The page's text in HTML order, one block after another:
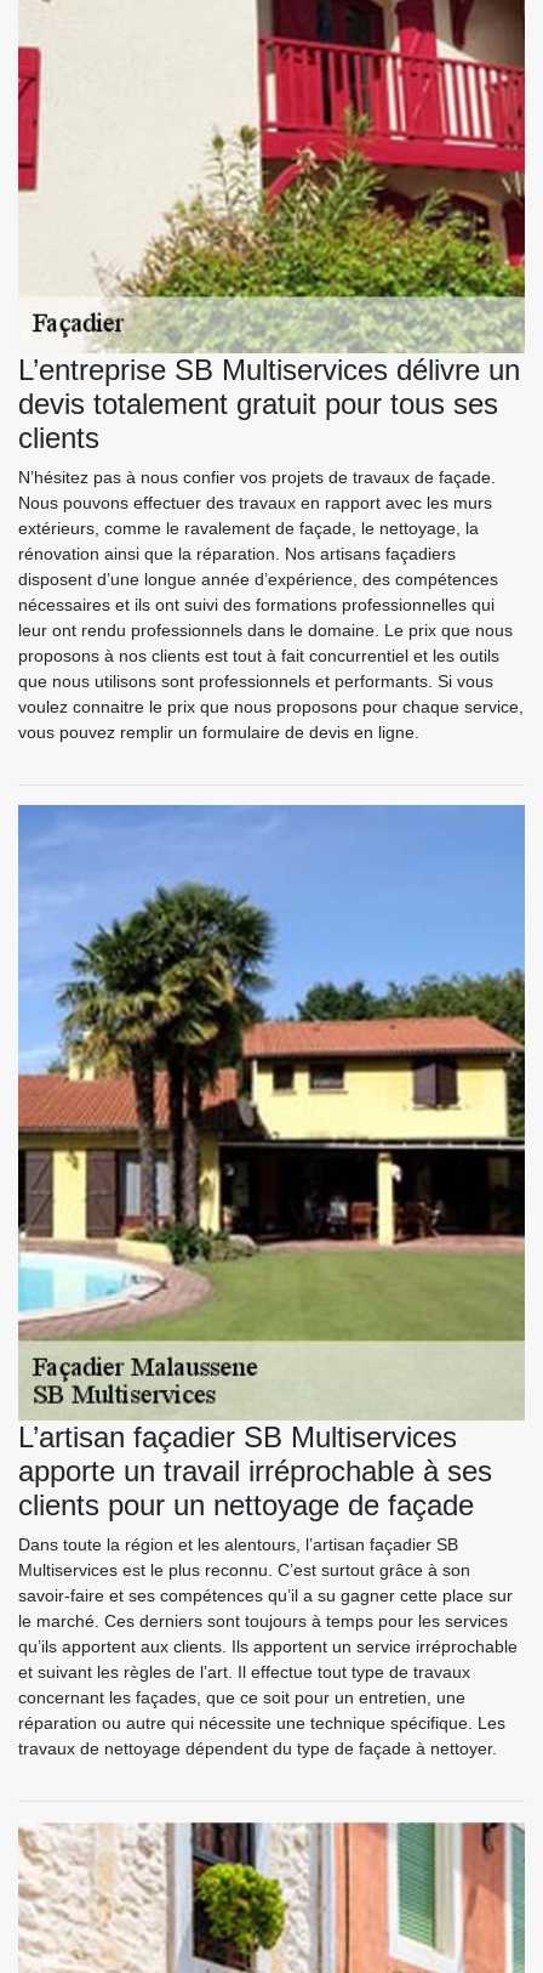
L’entreprise SB Multiservices délivre un
devis totalement gratuit pour tous ses
clients
N’hésitez pas à nous confier vos projets de travaux de façade.
Nous pouvons effectuer des travaux en rapport avec les murs
extérieurs, comme le ravalement de façade, le nettoyage, la
rénovation ainsi que la réparation. Nos artisans façadiers
disposent d’une longue année d’expérience, des compétences
nécessaires et ils ont suivi des formations professionnelles qui
leur ont rendu professionnels dans le domaine. Le prix que nous
proposons à nos clients est tout à fait concurrentiel et les outils
que nous utilisons sont professionnels et performants. Si vous
voulez connaitre le prix que nous proposons pour chaque service,
vous pouvez remplir un formulaire de devis en ligne.
L’artisan façadier SB Multiservices
apporte un travail irréprochable à ses
clients pour un nettoyage de façade
Dans toute la région et les alentours, l’artisan façadier SB
Multiservices est le plus reconnu. C’est surtout grâce à son
savoir-faire et ses compétences qu’il a su gagner cette place sur
le marché. Ces derniers sont toujours à temps pour les services
qu’ils apportent aux clients. Ils apportent un service irréprochable
et suivant les règles de l’art. Il effectue tout type de travaux
concernant les façades, que ce soit pour un entretien, une
réparation ou autre qui nécessite une technique spécifique. Les
travaux de nettoyage dépendent du type de façade à nettoyer.